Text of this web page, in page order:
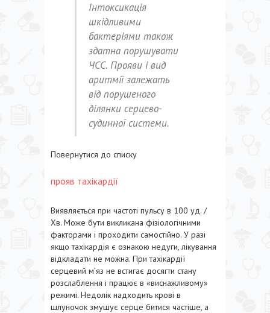
Інтоксикація
шкідливими
бактеріями також
здатна порушувати
ЧСС. Прояви і вид
аритмії залежать
від порушеного
ділянки серцево-
судинної системи.
Повернутися до списку
прояв тахікардії
Виявляється при частоті пульсу в 100 уд. /
Хв. Може бути викликана фізіологічними
факторами і проходити самостійно. У разі
якщо тахікардія є ознакою недуги, лікування
відкладати не можна. При тахікардії
серцевий м’яз не встигає досягти стану
розслаблення і працює в «виснажливому»
режимі. Недолік надходить крові в
шлуночок змушує серце битися частіше, а